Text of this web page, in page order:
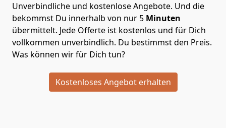
Unverbindliche und kostenlose Angebote. Und die
bekommst Du innerhalb von nur 5 Minuten
übermittelt. Jede Offerte ist kostenlos und für Dich
vollkommen unverbindlich. Du bestimmst den Preis.
Was können wir für Dich tun?
Kostenloses Angebot erhalten